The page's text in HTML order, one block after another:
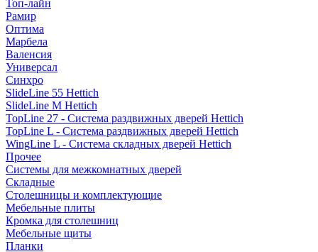
Топ-лайн
Рамир
Оптима
Марбела
Валенсия
Универсал
Синхро
SlideLine 55 Hettich
SlideLine M Hettich
TopLine 27 - Система раздвижных дверей Hettich
TopLine L - Система раздвижных дверей Hettich
WingLine L - Система складных дверей Hettich
Прочее
Системы для межкомнатных дверей
Складные
Столешницы и комплектующие
Мебельные плиты
Кромка для столешниц
Мебельные щиты
Планки